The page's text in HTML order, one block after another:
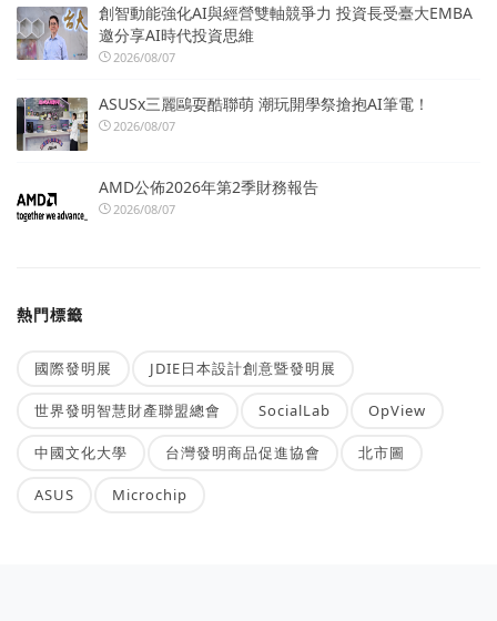
創智動能強化AI與經營雙軸競爭力 投資長受臺大EMBA
邀分享AI時代投資思維
2026/08/07
ASUSx三麗鷗耍酷聯萌 潮玩開學祭搶抱AI筆電！
2026/08/07
AMD公佈2026年第2季財務報告
2026/08/07
熱門標籤
國際發明展 JDIE日本設計創意暨發明展
世界發明智慧財產聯盟總會 SocialLab OpView
中國文化大學 台灣發明商品促進協會 北市圖
ASUS Microchip